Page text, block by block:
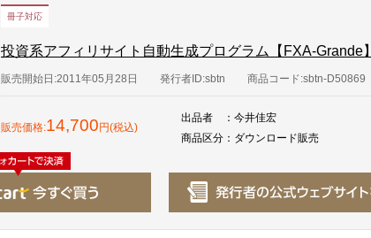
冊子対応
投資系アフィリサイト自動生成プログラム【FXA-Grande】
販売開始日:2011年05月28日 発行者ID:sbtn 商品コード:sbtn-D50869
販売価格:14,700 円(税込)
出品者 ： 今井佳宏
商品区分 ： ダウンロード販売